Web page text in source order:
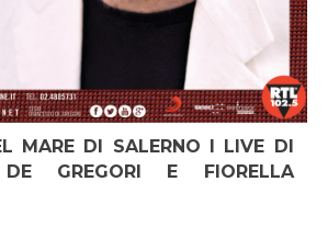
MARE DI SALERNO I LIVE DI
DE GREGORI E FIORELLA